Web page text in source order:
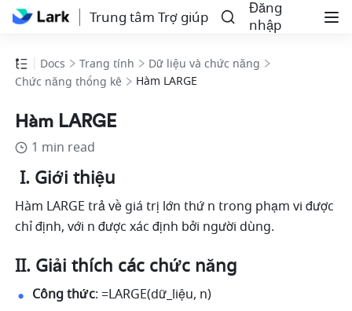
Trung tâm Trợ giúp
Đăng
nhập
Docs Trang tính
Dữ liệu và chức năng
Chức năng thống kê
Hàm LARGE
Hàm LARGE
1 min read
I. Giới thiệu
Hàm LARGE trả về giá trị lớn thứ n trong phạm vi được
chỉ định, với n được xác định bởi người dùng.
II. Giải thích các chức năng
Công thức: =LARGE(dữ_liệu, n)